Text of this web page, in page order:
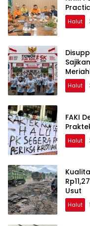
Halut
Halut
FAKI
Halut
Usut
Halut